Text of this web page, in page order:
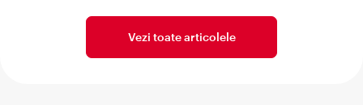
Vezi toate articolele